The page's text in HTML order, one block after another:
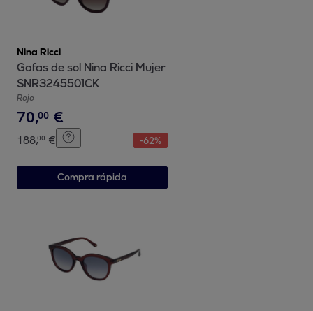
Nina Ricci
Gafas de sol Nina Ricci Mujer
SNR3245501CK
Rojo
70,00 €
188,00 € -62%
Compra rápida